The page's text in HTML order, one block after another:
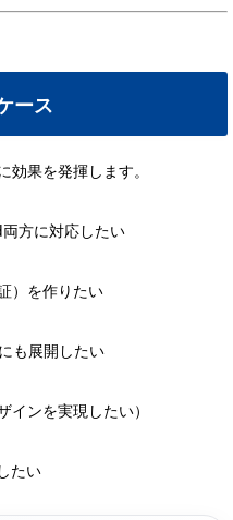
ース
果を発揮します。
方に対応したい
）を作りたい
も展開したい
ンを実現したい）
たい